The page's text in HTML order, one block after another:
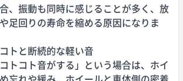
、振動も同時に感じることが多く、放
足回りの寿命を縮める原因になりま
トと断続的な軽い音
トコト音がする」という場合は、ホイ